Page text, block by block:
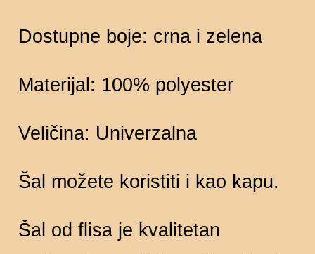
Dostupne boje: crna i zelena
Materijal: 100% polyester
Veličina: Univerzalna
Šal možete koristiti i kao kapu.
Šal od flisa je kvalitetan